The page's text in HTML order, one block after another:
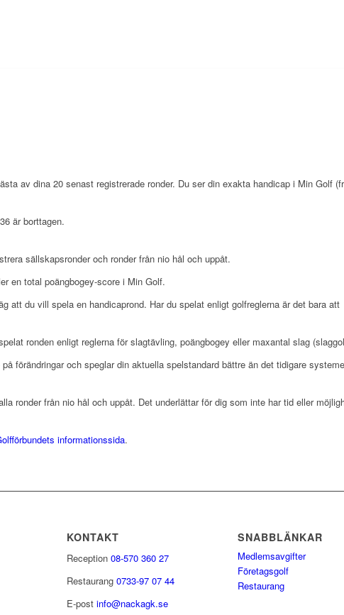
av dina 20 senast registrerade ronder. Du ser din exakta handicap i Min Golf
är borttagen.
sällskapsronder och ronder från nio hål och uppåt.
en total poängbogey-score i Min Golf.
att du vill spela en handicaprond. Har du spelat enligt golfreglerna är det bara att
ronden enligt reglerna för slagtävling, poängbogey eller maxantal slag
förändringar och speglar din aktuella spelstandard bättre än det tidigare
ronder från nio hål och uppåt. Det underlättar för dig som inte har tid eller
informationssida.
KONTAKT
Reception08-570 360 27
Restaurang0733-97 07 44
E-postinfo@nackagk.se
SNABBLÄNKAR
Medlemsavgifter
Företagsgolf
Restaurang